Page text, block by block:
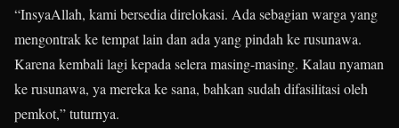
“InsyaAllah, kami bersedia direlokasi. Ada sebagian warga yang
mengontrak ke tempat lain dan ada yang pindah ke rusunawa.
Karena kembali lagi kepada selera masing-masing. Kalau nyaman
ke rusunawa, ya mereka ke sana, bahkan sudah difasilitasi oleh
pemkot,” tuturnya.